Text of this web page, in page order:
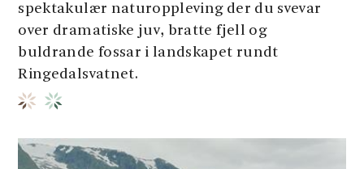
spektakulær naturoppleving der du svevar
over dramatiske juv, bratte fjell og
buldrande fossar i landskapet rundt
Ringedalsvatnet.